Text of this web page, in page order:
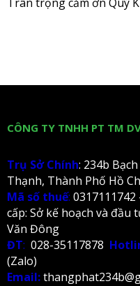
CÔNG TY TNHH PT TM
Trụ Sở Chính: 234b
Thạnh, Thành Phố Hồ
Mã số thuế:
cấp: Sở kế hoạch và đầu
Văn Đông
ĐT: 028-35117878
(Zalo)
Email: